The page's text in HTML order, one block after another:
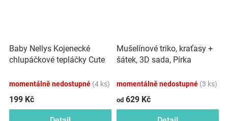
Baby Nellys Kojenecké
chlupáčkové tepláčky Cute
momentálně nedostupné (4 ks)
199 Kč
Mušelínové triko, kraťasy +
šátek, 3D sada, Pírka
momentálně nedostupné (3 ks)
od 629 Kč